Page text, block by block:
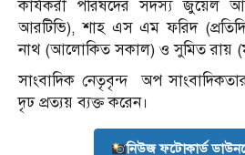
কার্যকরী পরিষদের সদস্য জুয়েল
আরটিভি), শাহ এস এম ফরিদ
নাথ (আলোকিত সকাল) ও সুমিত রায়
সাংবাদিক নেতৃবৃন্দ
অপ
দৃঢ প্রত্যয় ব্যক্ত করেন।
নিউজ ফটোকার্ড